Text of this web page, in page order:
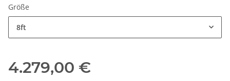
Größe
8ft
4.279,00 €